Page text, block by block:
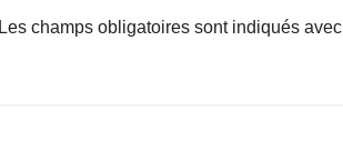
Les champs obligatoires sont indiqués avec